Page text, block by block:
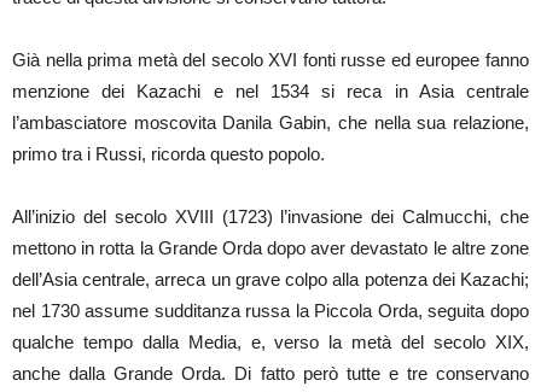
Già nella prima metà del secolo XVI fonti russe ed europee fanno
menzione dei Kazachi e nel 1534 si reca in Asia centrale
l’ambasciatore moscovita Danila Gabin, che nella sua relazione,
primo tra i Russi, ricorda questo popolo.
All’inizio del secolo XVIII (1723) l’invasione dei Calmucchi, che
mettono in rotta la Grande Orda dopo aver devastato le altre zone
dell’Asia centrale, arreca un grave colpo alla potenza dei Kazachi;
nel 1730 assume sudditanza russa la Piccola Orda, seguita dopo
qualche tempo dalla Media, e, verso la metà del secolo XIX,
anche dalla Grande Orda. Di fatto però tutte e tre conservano